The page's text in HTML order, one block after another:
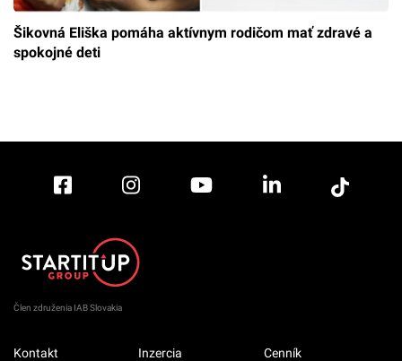
Šikovná Eliška pomáha aktívnym rodičom mať zdravé a
spokojné deti
Člen združenia IAB Slovakia
Kontakt Inzercia Cenník